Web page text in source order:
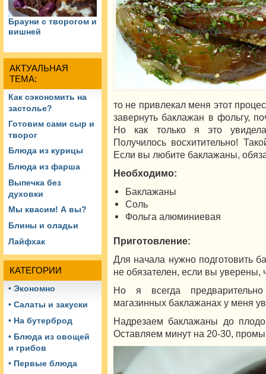
Брауни с творогом и
вишней
АКТУАЛЬНАЯ
ТЕМА:
Как сэкономить на
застолье?
Готовим сами сыр и
творог
Блюда из курицы
Блюда из фарша
Выпечка без
духовки
Мы квасим! А вы?
Блины и оладьи
Лайфхак
КАТЕГОРИИ
• Экономно
• Салаты и закуски
• На бутерброд
• Блюда из овощей
и грибов
• Первые блюда
то не привлекал меня этот
завернуть баклажан в фольгу,
Но как только я это
Получилось восхитительно!
Если вы любите баклажаны,
Необходимо:
Баклажаны
Соль
Фольга алюминиевая
Приготовление:
Для начала нужно подготовить
не обязателен, если вы уверены,
Но я всегда
магазинных баклажанах у меня
Надрезаем баклажаны до
Оставляем минут на 20-30,